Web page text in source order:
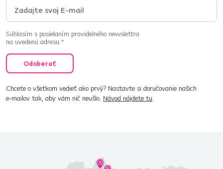
Súhlasím s posielaním pravidelného newslettra
na uvedenú adresu.*
Odoberať
Chcete o všetkom vedieť ako prvý? Nastavte si doručovanie našich
e‑mailov tak, aby vám nič neušlo. Návod nájdete tu.